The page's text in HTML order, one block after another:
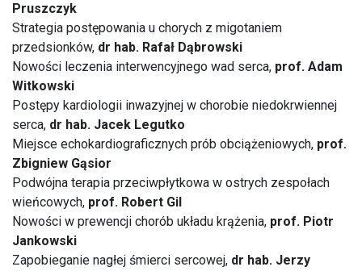
Pruszczyk
Strategia postępowania u chorych z migotaniem
przedsionków, dr hab. Rafał Dąbrowski
Nowości leczenia interwencyjnego wad serca, prof. Adam
Witkowski
Postępy kardiologii inwazyjnej w chorobie niedokrwiennej
serca, dr hab. Jacek Legutko
Miejsce echokardiograficznych prób obciążeniowych, prof.
Zbigniew Gąsior
Podwójna terapia przeciwpłytkowa w ostrych zespołach
wieńcowych, prof. Robert Gil
Nowości w prewencji chorób układu krążenia, prof. Piotr
Jankowski
Zapobieganie nagłej śmierci sercowej, dr hab. Jerzy